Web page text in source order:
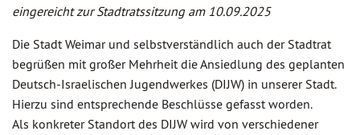
eingereicht zur Stadtratssitzung am 10.09.2025
Die Stadt Weimar und selbstverständlich auch der Stadtrat
begrüßen mit großer Mehrheit die Ansiedlung des geplanten
Deutsch-Israelischen Jugendwerkes (DIJW) in unserer Stadt.
Hierzu sind entsprechende Beschlüsse gefasst worden.
Als konkreter Standort des DIJW wird von verschiedener